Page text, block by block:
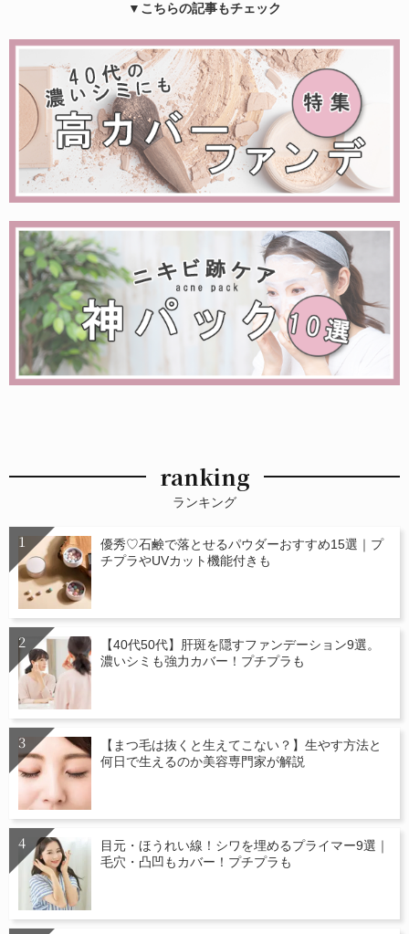
▼こちらの記事もチェック
ranking
ランキング
優秀♡石鹸で落とせるパウダーおすすめ15選｜プ
チプラやUVカット機能付きも
【40代50代】肝斑を隠すファンデーション9選。
濃いシミも強力カバー！プチプラも
【まつ毛は抜くと生えてこない？】生やす方法と
何日で生えるのか美容専門家が解説
目元・ほうれい線！シワを埋めるプライマー9選｜
毛穴・凸凹もカバー！プチプラも